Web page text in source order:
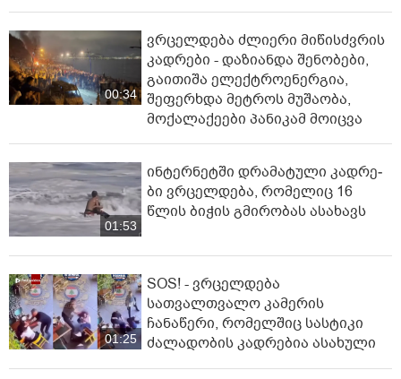
00:34
ვრცელდება ძლიერი მიწისძვრის
კადრები - დაზიანდა შენობები,
გაითიშა ელექტროენერგია,
შეფერხდა მეტროს მუშაობა,
მოქალაქეები პანიკამ მოიცვა
01:53
ინ­ტერ­ნეტ­ში დრა­მა­ტუ­ლი კად­რე­
ბი ვრცელდება, რომელიც 16
წლის ბიჭის გმირობას ასახავს
01:25
SOS! - ვრცელდება
სათვალთვალო კამერის
ჩანაწერი, რომელშიც სასტიკი
ძალადობის კადრებია ასახული